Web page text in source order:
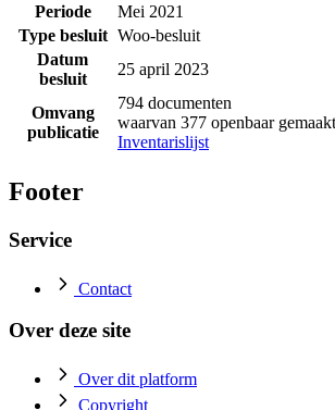
Periode
Mei 2021
Type besluit Woo-besluit
Datum
besluit
25 april 2023
Omvang
publicatie
794 documenten
waarvan 377 openbaar gemaakt
Inventarislijst
Footer
Service
Contact
Over deze site
Over dit platform
Copyright